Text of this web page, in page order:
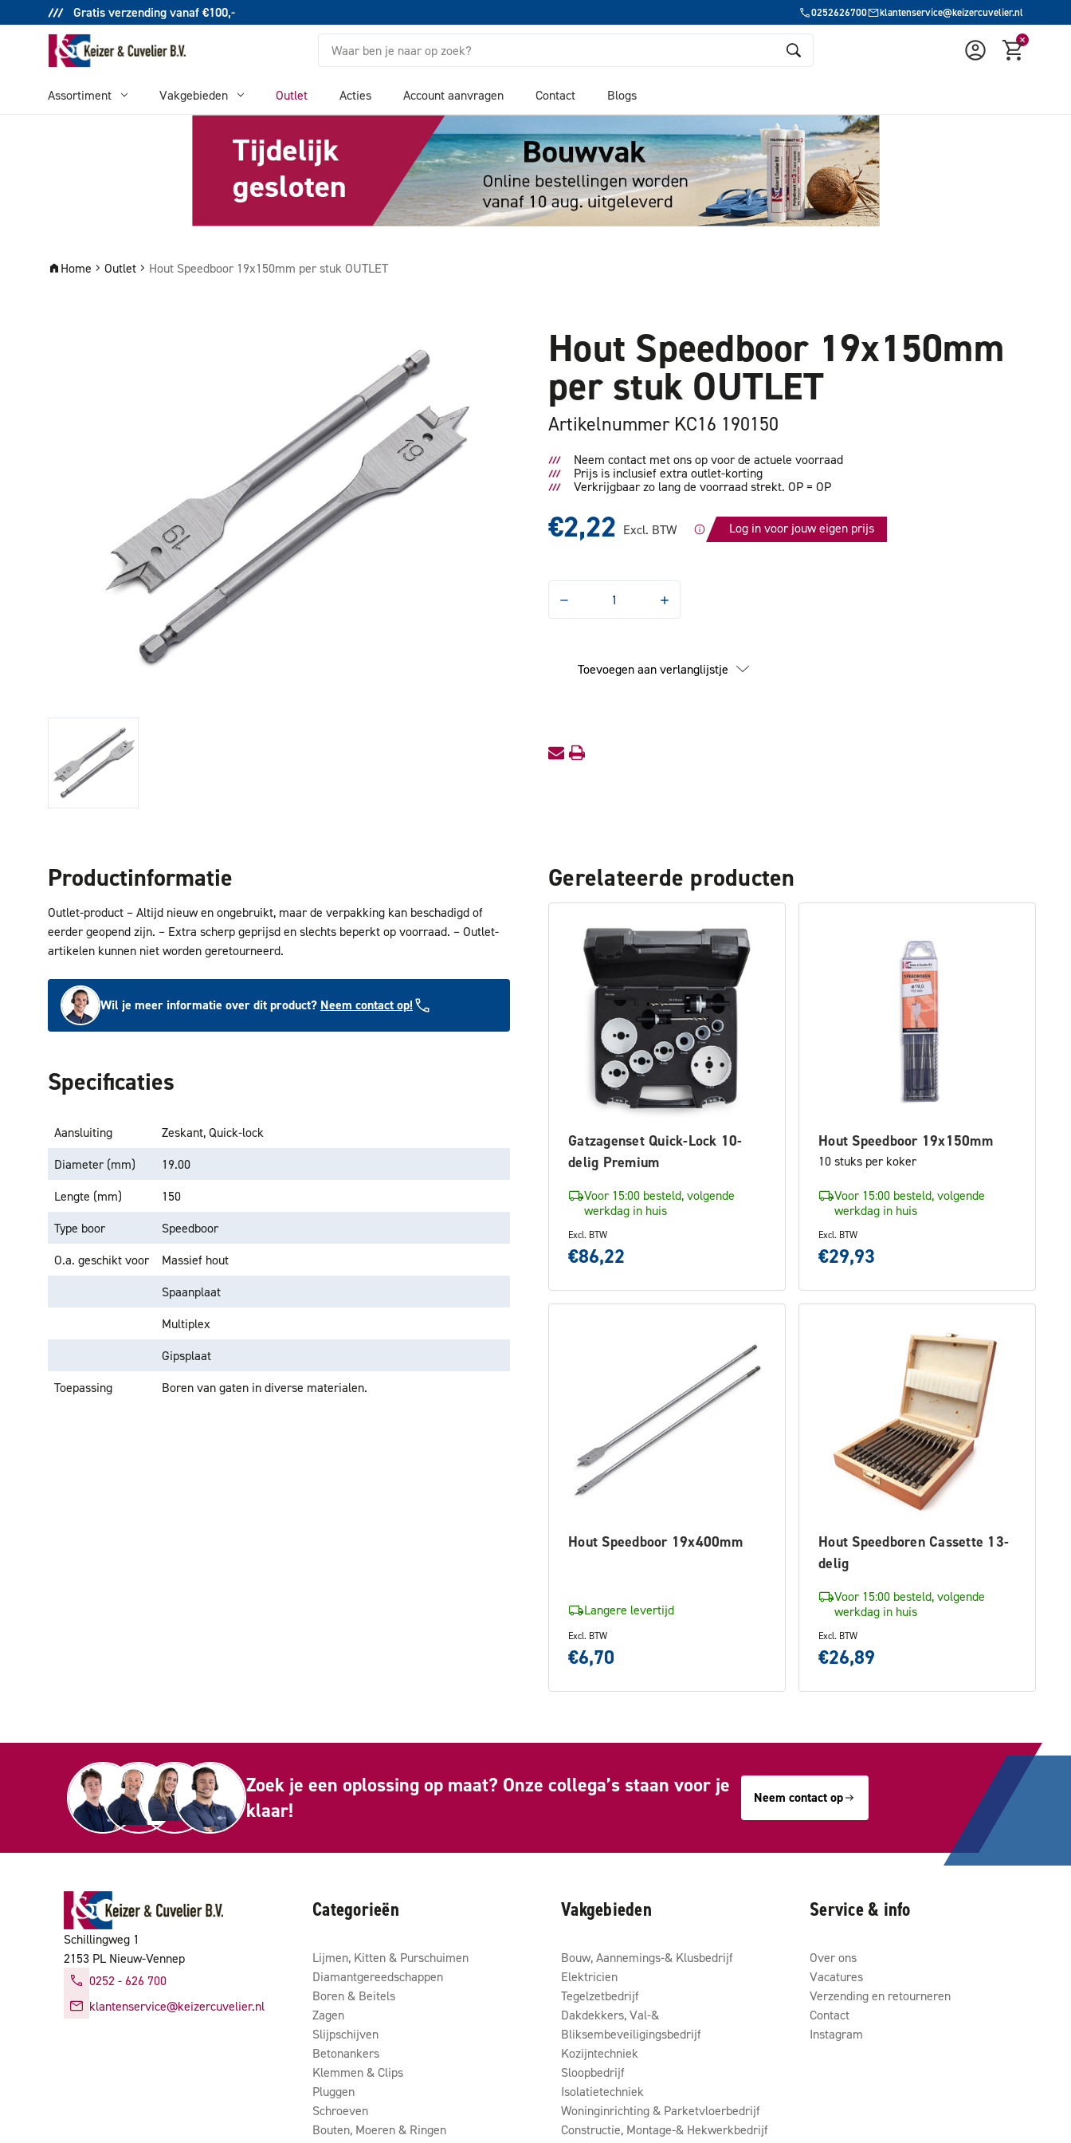
Gratis verzending vanaf €100,- 0252626700 klantenservice@keizercuvelier.nl
Zoeken
Assortiment Vakgebieden Outlet Acties Account aanvragen Contact Blogs
Home Outlet Hout Speedboor 19x150mm per stuk OUTLET
Hout Speedboor 19x150mm
per stuk OUTLET
Artikelnummer KC16 190150
Neem contact met ons op voor de actuele voorraad
Prijs is inclusief extra outlet-korting
Verkrijgbaar zo lang de voorraad strekt. OP = OP
€2,22 Excl. BTW Log in voor jouw eigen prijs
Hoeveelheid
19x150mm
Hoeveelheid
19x150mm
per
Toevoegen aan verlanglijstje
Productinformatie
Outlet-product – Altijd nieuw en ongebruikt, maar de verpakking kan beschadigd of
eerder geopend zijn. – Extra scherp geprijsd en slechts beperkt op voorraad. – Outlet-
artikelen kunnen niet worden geretourneerd.
Wil je meer informatie over dit product? Neem contact op!
Specificaties
Aansluiting
Zeskant, Quick-lock
Diameter (mm)
19.00
Lengte (mm)
150
Type boor
Speedboor
O.a. geschikt voor
Massief hout
Spaanplaat
Multiplex
Gipsplaat
Toepassing
Boren van gaten in diverse materialen.
Gerelateerde producten
Gatzagenset Quick-Lock 10-
delig Premium
Voor 15:00 besteld, volgende
werkdag in huis
Excl. BTW
€86,22
Hout Speedboor 19x150mm
10 stuks per koker
Voor 15:00 besteld, volgende
werkdag in huis
Excl. BTW
€29,93
Hout Speedboor 19x400mm
Langere levertijd
Excl. BTW
€6,70
Hout Speedboren Cassette 13-
delig
Voor 15:00 besteld, volgende
werkdag in huis
Excl. BTW
€26,89
Zoek je een oplossing op maat? Onze collega’s staan voor je
klaar!
Neem contact op
Schillingweg 1
2153 PL Nieuw-Vennep
0252 - 626 700
klantenservice@keizercuvelier.nl
Categorieën
Lijmen, Kitten & Purschuimen
Diamantgereedschappen
Boren & Beitels
Zagen
Slijpschijven
Betonankers
Klemmen & Clips
Pluggen
Schroeven
Bouten, Moeren & Ringen
Vakgebieden
Bouw, Aannemings-& Klusbedrijf
Elektricien
Tegelzetbedrijf
Dakdekkers, Val-&
Bliksembeveiligingsbedrijf
Kozijntechniek
Sloopbedrijf
Isolatietechniek
Woninginrichting & Parketvloerbedrijf
Constructie, Montage-& Hekwerkbedrijf
Service & info
Over ons
Vacatures
Verzending en retourneren
Contact
Instagram